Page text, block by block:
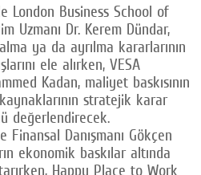
London Business School of
Uzmanı Dr. Kerem Dündar,
ya da ayrılma kararlarının
ele alırken, VESA
Kadan, maliyet baskısının
stratejik karar
değerlendirecek.
Finansal Danışmanı Gökçen
ekonomik baskılar altında
Happy Place to Work